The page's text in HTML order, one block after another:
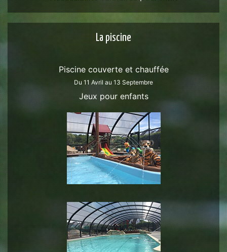
La piscine
Piscine couverte et chauffée
Du 11 Avril au 13 Septembre
Jeux pour enfants